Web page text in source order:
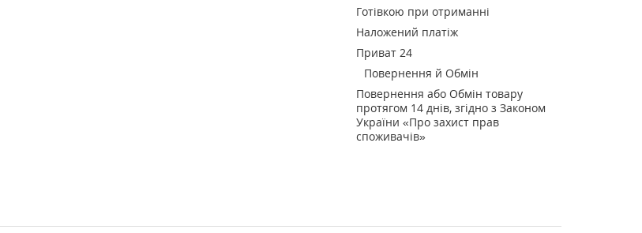
Готівкою при отриманні
Наложений платіж
Приват 24
Повернення й Обмін
Повернення або Обмін товару
протягом 14 днів, згідно з Законом
України «Про захист прав
споживачів»